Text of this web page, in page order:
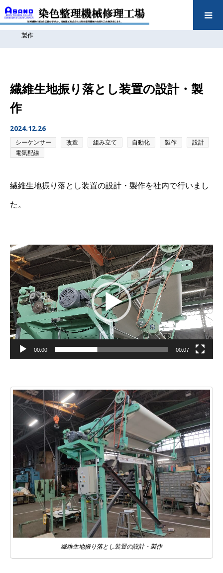
ホーム浅野鐵工の問題解決実績 シーケンサー
自動化 製作 設計 電気配線
繊維生地振り落とし装置の設計・
製作
繊維生地振り落とし装置の設計・製
作
2024.12.26
シーケンサー 改造 組み立て 自動化 製作
設計
電気配線
繊維生地振り落とし装置の設計・製作を社内で行いまし
た。
動
画
プ
レ
ー
ヤ
ー
00:00 00:07
繊維生地振り落とし装置の設計・製作